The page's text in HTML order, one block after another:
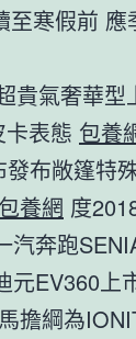
至寒假前
貴氣奢華
表態 包養
布敞篷特
包養網 度
汽奔跑
元EV360上
擔綱為